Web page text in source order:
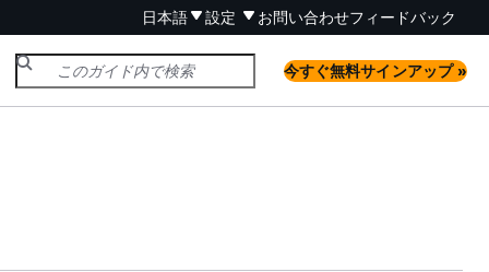
日本語 設定 お問い合わせフィードバック
今すぐ無料サインアップ »